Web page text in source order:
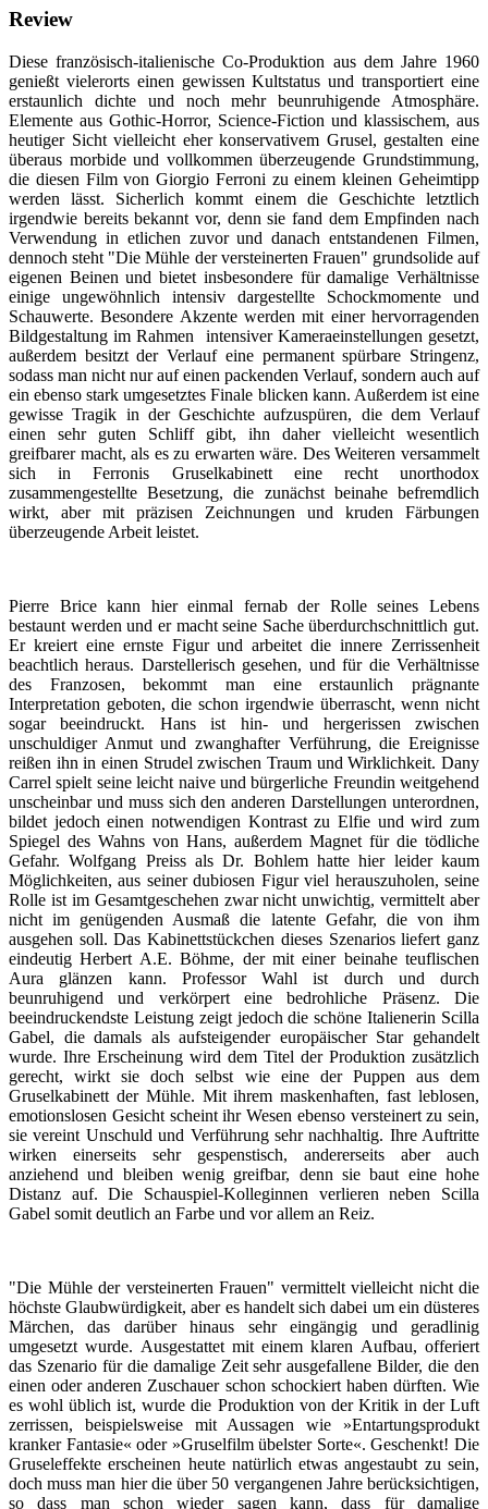
Review
Diese französisch-italienische Co-Produktion aus dem Jahre 1960
genießt vielerorts einen gewissen Kultstatus und transportiert eine
erstaunlich dichte und noch mehr beunruhigende Atmosphäre.
Elemente aus Gothic-Horror, Science-Fiction und klassischem, aus
heutiger Sicht vielleicht eher konservativem Grusel, gestalten eine
überaus morbide und vollkommen überzeugende Grundstimmung,
die diesen Film von Giorgio Ferroni zu einem kleinen Geheimtipp
werden lässt. Sicherlich kommt einem die Geschichte letztlich
irgendwie bereits bekannt vor, denn sie fand dem Empfinden nach
Verwendung in etlichen zuvor und danach entstandenen Filmen,
dennoch steht "Die Mühle der versteinerten Frauen" grundsolide auf
eigenen Beinen und bietet insbesondere für damalige Verhältnisse
einige ungewöhnlich intensiv dargestellte Schockmomente und
Schauwerte. Besondere Akzente werden mit einer hervorragenden
Bildgestaltung im Rahmen intensiver Kameraeinstellungen gesetzt,
außerdem besitzt der Verlauf eine permanent spürbare Stringenz,
sodass man nicht nur auf einen packenden Verlauf, sondern auch auf
ein ebenso stark umgesetztes Finale blicken kann. Außerdem ist eine
gewisse Tragik in der Geschichte aufzuspüren, die dem Verlauf
einen sehr guten Schliff gibt, ihn daher vielleicht wesentlich
greifbarer macht, als es zu erwarten wäre. Des Weiteren versammelt
sich in Ferronis Gruselkabinett eine recht unorthodox
zusammengestellte Besetzung, die zunächst beinahe befremdlich
wirkt, aber mit präzisen Zeichnungen und kruden Färbungen
überzeugende Arbeit leistet.
Pierre Brice kann hier einmal fernab der Rolle seines Lebens
bestaunt werden und er macht seine Sache überdurchschnittlich gut.
Er kreiert eine ernste Figur und arbeitet die innere Zerrissenheit
beachtlich heraus. Darstellerisch gesehen, und für die Verhältnisse
des Franzosen, bekommt man eine erstaunlich prägnante
Interpretation geboten, die schon irgendwie überrascht, wenn nicht
sogar beeindruckt. Hans ist hin- und hergerissen zwischen
unschuldiger Anmut und zwanghafter Verführung, die Ereignisse
reißen ihn in einen Strudel zwischen Traum und Wirklichkeit. Dany
Carrel spielt seine leicht naive und bürgerliche Freundin weitgehend
unscheinbar und muss sich den anderen Darstellungen unterordnen,
bildet jedoch einen notwendigen Kontrast zu Elfie und wird zum
Spiegel des Wahns von Hans, außerdem Magnet für die tödliche
Gefahr. Wolfgang Preiss als Dr. Bohlem hatte hier leider kaum
Möglichkeiten, aus seiner dubiosen Figur viel herauszuholen, seine
Rolle ist im Gesamtgeschehen zwar nicht unwichtig, vermittelt aber
nicht im genügenden Ausmaß die latente Gefahr, die von ihm
ausgehen soll. Das Kabinettstückchen dieses Szenarios liefert ganz
eindeutig Herbert A.E. Böhme, der mit einer beinahe teuflischen
Aura glänzen kann. Professor Wahl ist durch und durch
beunruhigend und verkörpert eine bedrohliche Präsenz. Die
beeindruckendste Leistung zeigt jedoch die schöne Italienerin Scilla
Gabel, die damals als aufsteigender europäischer Star gehandelt
wurde. Ihre Erscheinung wird dem Titel der Produktion zusätzlich
gerecht, wirkt sie doch selbst wie eine der Puppen aus dem
Gruselkabinett der Mühle. Mit ihrem maskenhaften, fast leblosen,
emotionslosen Gesicht scheint ihr Wesen ebenso versteinert zu sein,
sie vereint Unschuld und Verführung sehr nachhaltig. Ihre Auftritte
wirken einerseits sehr gespenstisch, andererseits aber auch
anziehend und bleiben wenig greifbar, denn sie baut eine hohe
Distanz auf. Die Schauspiel-Kolleginnen verlieren neben Scilla
Gabel somit deutlich an Farbe und vor allem an Reiz.
"Die Mühle der versteinerten Frauen" vermittelt vielleicht nicht die
höchste Glaubwürdigkeit, aber es handelt sich dabei um ein düsteres
Märchen, das darüber hinaus sehr eingängig und geradlinig
umgesetzt wurde. Ausgestattet mit einem klaren Aufbau, offeriert
das Szenario für die damalige Zeit sehr ausgefallene Bilder, die den
einen oder anderen Zuschauer schon schockiert haben dürften. Wie
es wohl üblich ist, wurde die Produktion von der Kritik in der Luft
zerrissen, beispielsweise mit Aussagen wie »Entartungsprodukt
kranker Fantasie« oder »Gruselfilm übelster Sorte«. Geschenkt! Die
Gruseleffekte erscheinen heute natürlich etwas angestaubt zu sein,
doch muss man hier die über 50 vergangenen Jahre berücksichtigen,
so dass man schon wieder sagen kann, dass für damalige